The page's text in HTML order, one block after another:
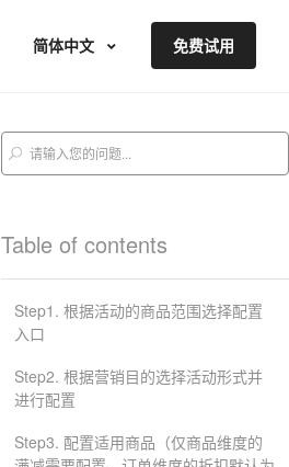
简体中文 免费试用
Table of contents
Step1. 根据活动的商品范围选择配置
入口
Step2. 根据营销目的选择活动形式并
进行配置
Step3. 配置适用商品（仅商品维度的